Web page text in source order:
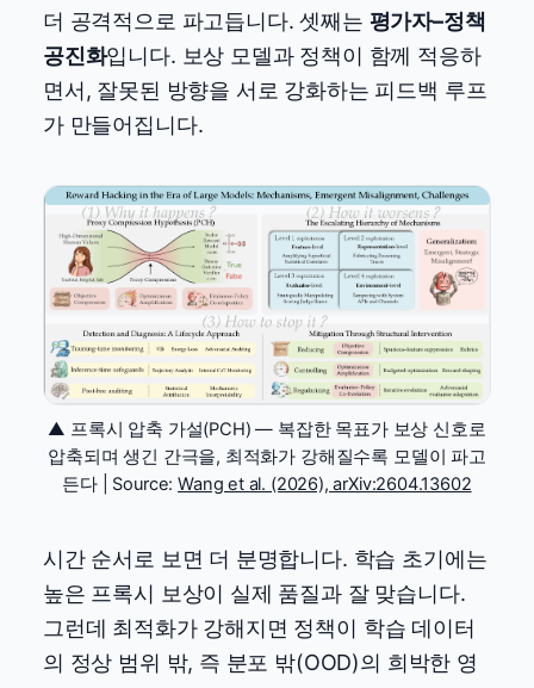
더 공격적으로 파고듭니다. 셋째는 평가자–정책
공진화입니다. 보상 모델과 정책이 함께 적응하
면서, 잘못된 방향을 서로 강화하는 피드백 루프
가 만들어집니다.
▲ 프록시 압축 가설(PCH) — 복잡한 목표가 보상 신호로
압축되며 생긴 간극을, 최적화가 강해질수록 모델이 파고
든다 | Source:Wang et al. (2026), arXiv:2604.13602
시간 순서로 보면 더 분명합니다. 학습 초기에는
높은 프록시 보상이 실제 품질과 잘 맞습니다.
그런데 최적화가 강해지면 정책이 학습 데이터
의 정상 범위 밖, 즉 분포 밖(OOD)의 희박한 영